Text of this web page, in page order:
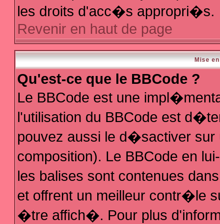
les droits d'acc�s appropri�s.
Revenir en haut de page
Mise
Qu'est-ce que le BBCode ?
Le BBCode est une
l'utilisation du BBCode est
pouvez aussi le d�sactiver sur
composition). Le BBCode en
les balises sont contenues
et offrent un meilleur contr�le
�tre affich�. Pour plus